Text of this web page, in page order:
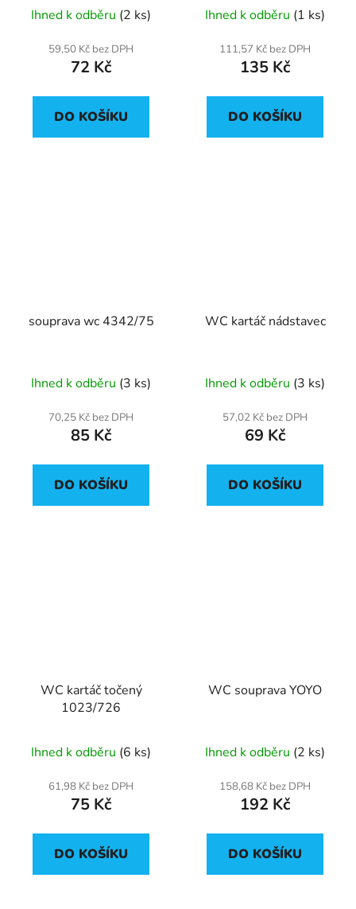
Ihned k odběru (2 ks)
59,50 Kč bez DPH
72 Kč
DO KOŠÍKU
Ihned k odběru (1 ks)
111,57 Kč bez DPH
135 Kč
DO KOŠÍKU
souprava wc 4342/75
Ihned k odběru (3 ks)
70,25 Kč bez DPH
85 Kč
DO KOŠÍKU
WC kartáč nádstavec
Ihned k odběru (3 ks)
57,02 Kč bez DPH
69 Kč
DO KOŠÍKU
WC kartáč točený
1023/726
Ihned k odběru (6 ks)
61,98 Kč bez DPH
75 Kč
DO KOŠÍKU
WC souprava YOYO
Ihned k odběru (2 ks)
158,68 Kč bez DPH
192 Kč
DO KOŠÍKU